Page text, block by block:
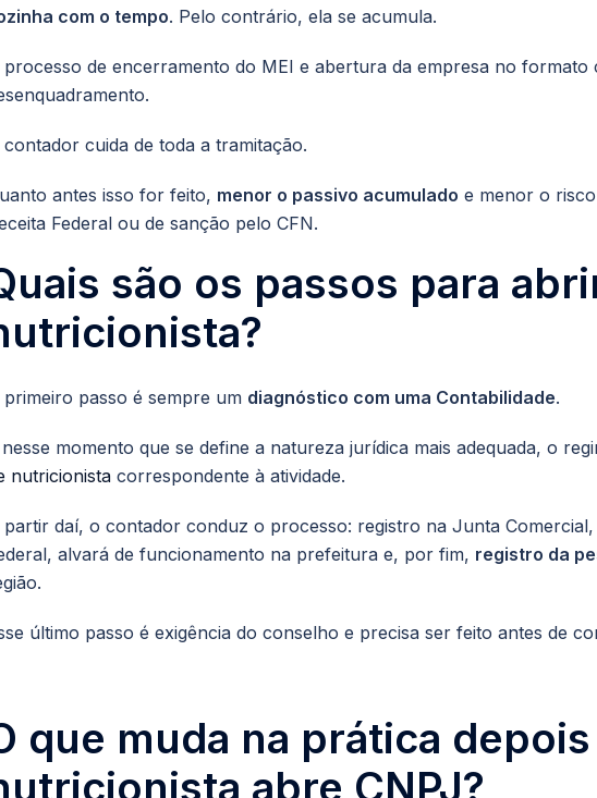
com o tempo. Pelo contrário, ela se acumula.
processo de encerramento do MEI e abertura da empresa no formato
contador cuida de toda a tramitação.
antes isso for feito, menor o passivo acumulado e menor o
Federal ou de sanção pelo CFN.
são os passos para
primeiro passo é sempre um diagnóstico com uma Contabilidade.
nesse momento que se define a natureza jurídica mais adequada, o
nutricionista correspondente à atividade.
partir daí, o contador conduz o processo: registro na Junta
alvará de funcionamento na prefeitura e, por fim, registro da
último passo é exigência do conselho e precisa ser feito antes de
que muda na prática
abre CNPJ?